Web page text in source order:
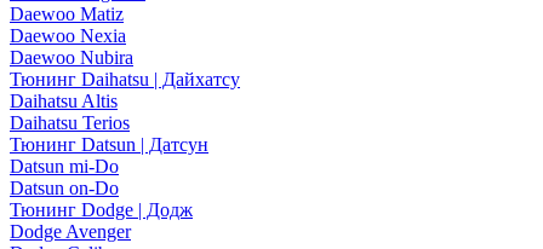
Daewoo Matiz
Daewoo Nexia
Daewoo Nubira
Тюнинг Daihatsu | Дайхатсу
Daihatsu Altis
Daihatsu Terios
Тюнинг Datsun | Датсун
Datsun mi-Do
Datsun on-Do
Тюнинг Dodge | Додж
Dodge Avenger